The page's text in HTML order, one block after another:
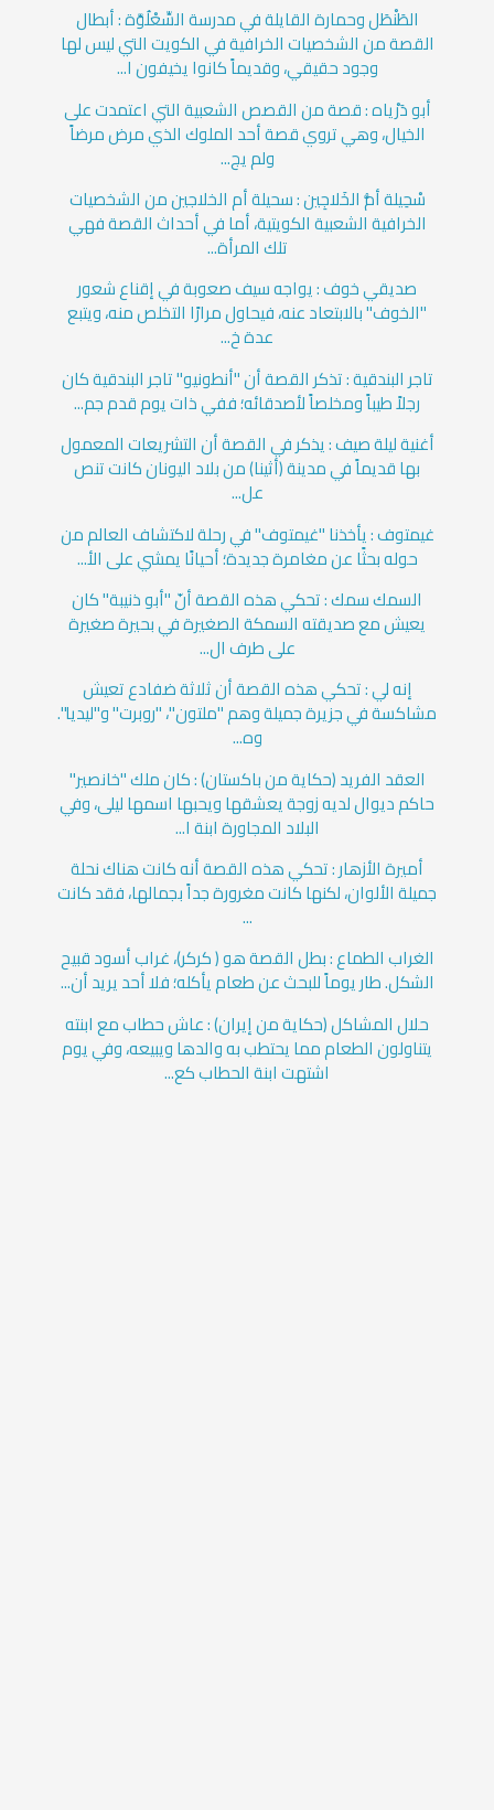
الطَنْطَل وحمارة القايلة في مدرسة السِّعْلُوَّة : أبطال
القصة من الشخصيات الخرافية في الكويت التي ليس لها
وجود حقيقي، وقديماً كانوا يخيفون ا...
أبو دَرْياه : قصة من القصص الشعبية التي اعتمدت على
الخيال، وهي تروي قصة أحد الملوك الذي مرض مرضاً
ولم يج...
سْحِيلة أمُّ الخَلاجِين : سحيلة أم الخلاجين من الشخصيات
الخرافية الشعبية الكويتية، أما في أحداث القصة فهي
تلك المرأة...
صديقي خوف : يواجه سيف صعوبة في إقناع شعور
"الخوف" بالابتعاد عنه، فيحاول مرارًا التخلص منه، ويتبع
عدة خ...
تاجر البندقية : تذكر القصة أن "أنطونيو" تاجر البندقية كان
رجلاً طيباً ومخلصاً لأصدقائه؛ ففي ذات يوم قدم جم...
أغنية ليلة صيف : يذكر في القصة أن التشريعات المعمول
بها قديماً في مدينة (أثينا) من بلاد اليونان كانت تنص
عل...
غيمتوف : يأخذنا "غيمتوف" في رحلة لاكتشاف العالم من
حوله بحثًا عن مغامرة جديدة؛ أحيانًا يمشي على الأ...
السمك سمك : تحكي هذه القصة أنّ "أبو ذنيبة" كان
يعيش مع صديقته السمكة الصغيرة في بحيرة صغيرة
على طرف ال...
إنه لي : تحكي هذه القصة أن ثلاثة ضفادع تعيش
مشاكسة في جزيرة جميلة وهم "ملتون"، "روبرت" و"ليديا".
وه...
العقد الفريد (حكاية من باكستان) : كان ملك "خانصير"
حاكم ديوال لديه زوجة يعشقها ويحبها اسمها ليلى، وفي
البلاد المجاورة ابنة ا...
أميرة الأزهار : تحكي هذه القصة أنه كانت هناك نحلة
جميلة الألوان، لكنها كانت مغرورة جداً بجمالها، فقد كانت
...
الغراب الطماع : بطل القصة هو ( كركر)، غراب أسود قبيح
الشكل. طار يوماً للبحث عن طعام يأكله؛ فلا أحد يريد أن...
حلال المشاكل (حكاية من إيران) : عاش حطاب مع ابنته
يتناولون الطعام مما يحتطب به والدها ويبيعه، وفي يوم
اشتهت ابنة الحطاب كع...